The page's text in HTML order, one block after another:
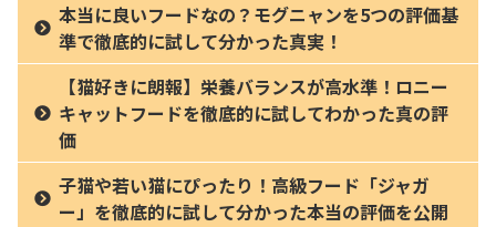
本当に良いフードなの？モグニャンを5つの評価基
準で徹底的に試して分かった真実！
【猫好きに朗報】栄養バランスが高水準！ロニー
キャットフードを徹底的に試してわかった真の評
価
子猫や若い猫にぴったり！高級フード「ジャガ
ー」を徹底的に試して分かった本当の評価を公開